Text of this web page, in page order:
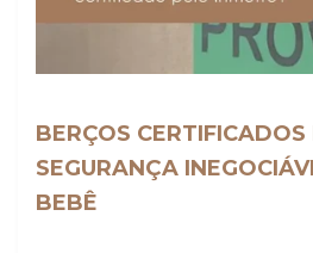
BERÇOS
SEGURANÇA
BEBÊ